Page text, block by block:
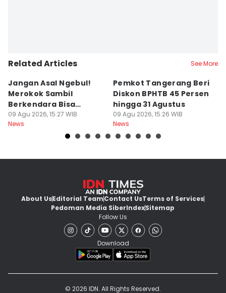
Related Articles See More
Jangan Asal Ngebul!
Merokok Sambil
Berkendara Bisa
Didenda Rp750 Ribu
09 Agu 2026, 15:27 WIB
News
Pemkot Tangerang Beri
Diskon BPHTB 45 Persen
hingga 31 Agustus
09 Agu 2026, 15:26 WIB
News
About UsEditorial TeamContact UsTerms of Services
Pedoman Media SiberIndexSitemap
Follow Us
Download
© 2026 IDN. All Rights Reserved.